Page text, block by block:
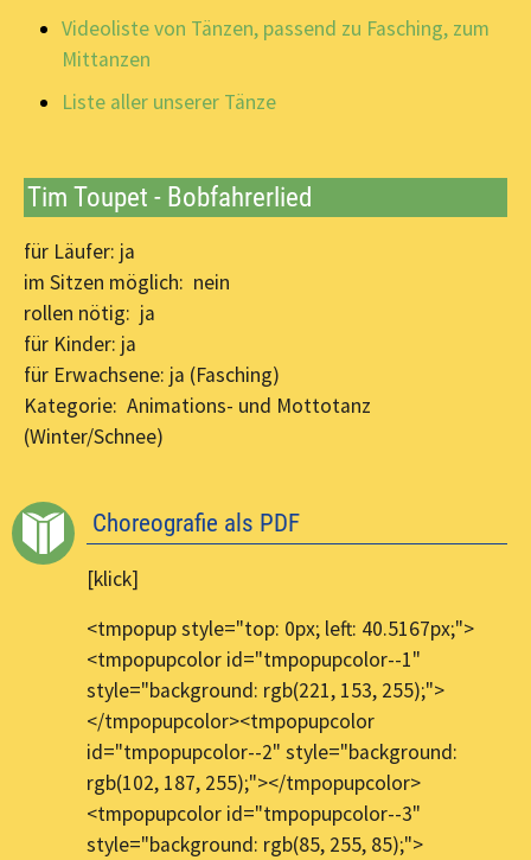
Videoliste von Tänzen, passend zu Fasching, zum
Mittanzen
Liste aller unserer Tänze
Tim Toupet - Bobfahrerlied
für Läufer: ja
im Sitzen möglich: nein
rollen nötig: ja
für Kinder: ja
für Erwachsene: ja (Fasching)
Kategorie: Animations- und Mottotanz
(Winter/Schnee)
Choreografie als PDF
[klick]
<tmpopup style="top: 0px; left: 40.5167px;">
<tmpopupcolor id="tmpopupcolor--1"
style="background: rgb(221, 153, 255);">
</tmpopupcolor><tmpopupcolor
id="tmpopupcolor--2" style="background:
rgb(102, 187, 255);"></tmpopupcolor>
<tmpopupcolor id="tmpopupcolor--3"
style="background: rgb(85, 255, 85);">